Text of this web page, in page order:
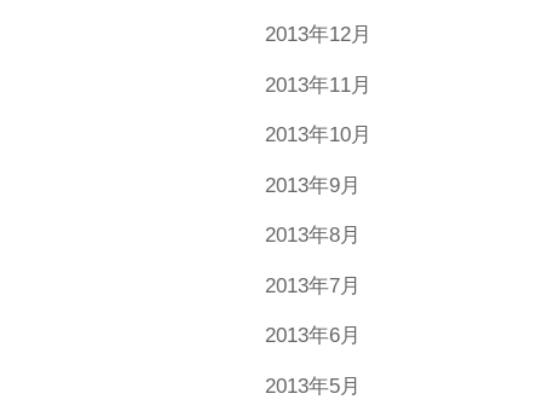
2013年12月
2013年11月
2013年10月
2013年9月
2013年8月
2013年7月
2013年6月
2013年5月